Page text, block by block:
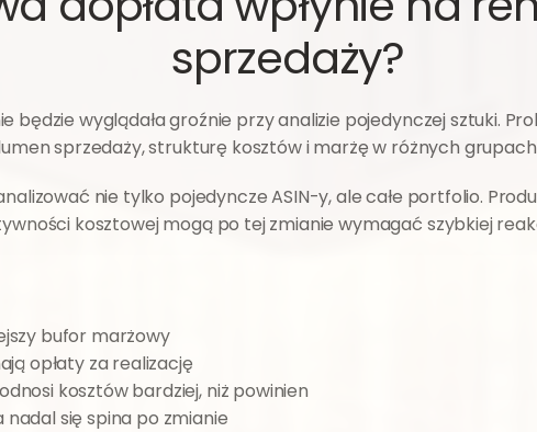
sprzedaży?
będzie wyglądała groźnie przy analizie pojedynczej sztuki.
sprzedaży, strukturę kosztów i marżę w różnych
nie tylko pojedyncze ASIN-y, ale całe portfolio.
kosztowej mogą po tej zmianie wymagać szybkiej
bufor marżowy
opłaty za realizację
kosztów bardziej, niż powinien
się spina po zmianie